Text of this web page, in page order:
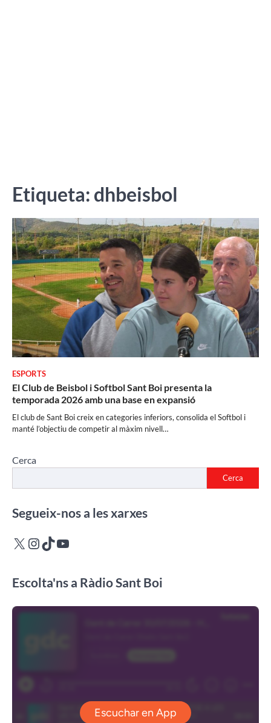
Etiqueta: dhbeisbol
ESPORTS
El Club de Beisbol i Softbol Sant Boi presenta la
temporada 2026 amb una base en expansió
El club de Sant Boi creix en categories inferiors, consolida el Softbol i
manté l’objectiu de competir al màxim nivell…
Cerca
Cerca
Segueix-nos a les xarxes
X Instagram
TikTokYouTube
Escolta'ns a Ràdio Sant Boi